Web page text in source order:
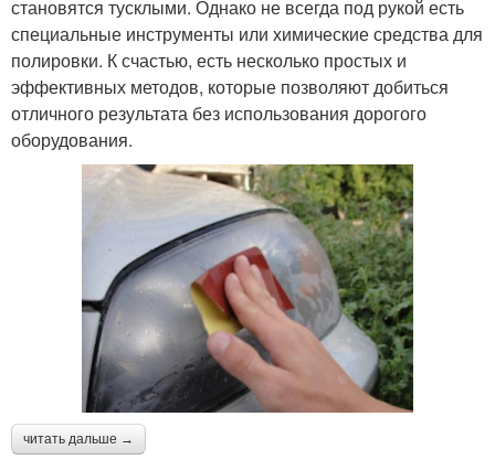
становятся тусклыми. Однако не всегда под рукой есть
специальные инструменты или химические средства для
полировки. К счастью, есть несколько простых и
эффективных методов, которые позволяют добиться
отличного результата без использования дорогого
оборудования.
читать дальше →